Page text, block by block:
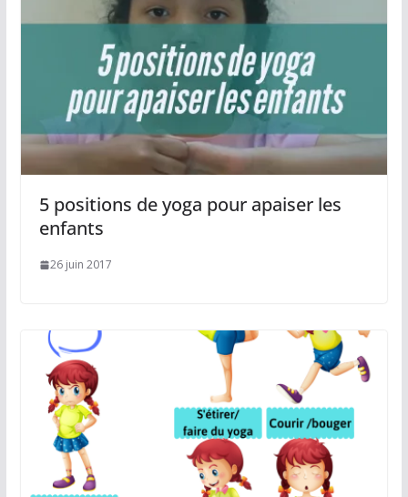
5 positions de yoga pour apaiser les
enfants
26 juin 2017